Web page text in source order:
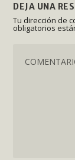
DEJA UNA
Tu dirección de
obligatorios